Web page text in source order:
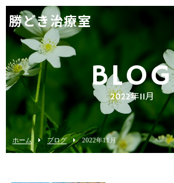
勝どき治療室
BLOG
2022年11月
ホーム ブログ 2022年11月